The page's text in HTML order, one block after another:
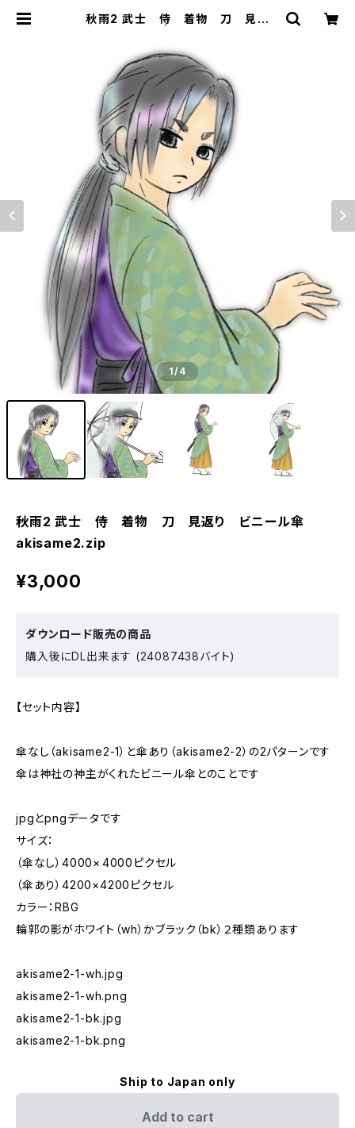
秋雨2 武士 侍 着物 刀 見返
1/4
秋雨2 武士 侍 着物 刀 見返り ビニール傘
akisame2.zip
¥3,000
ダウンロード販売の商品
購入後にDL出来ます (24087438バイト)
【セット内容】
傘なし（akisame2-1）と傘あり（akisame2-2）の2パターンです
傘は神社の神主がくれたビニール傘とのことです
jpgとpngデータです
サイズ：
（傘なし）4000× 4000ピクセル
（傘あり）4200×4200ピクセル
カラー：RBG
輪郭の影がホワイト（wh）かブラック（bk）２種類あります
akisame2-1-wh.jpg
akisame2-1-wh.png
akisame2-1-bk.jpg
akisame2-1-bk.png
Ship to Japan only
Add to cart